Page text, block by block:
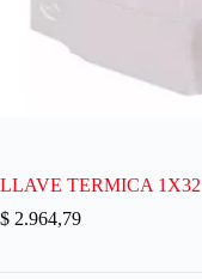
LLAVE TERMICA
$ 2.964,79